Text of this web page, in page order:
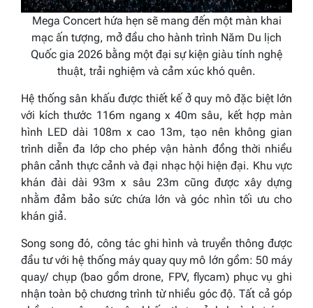
Mega Concert hứa hẹn sẽ mang đến một màn khai
mạc ấn tượng, mở đầu cho hành trình Năm Du lịch
Quốc gia 2026 bằng một đại sự kiện giàu tính nghệ
thuật, trải nghiệm và cảm xúc khó quên.
Hệ thống sân khấu được thiết kế ở quy mô đặc biệt lớn
với kích thước 116m ngang x 40m sâu, kết hợp màn
hình LED dài 108m x cao 13m, tạo nên không gian
trình diễn đa lớp cho phép vận hành đồng thời nhiều
phân cảnh thực cảnh và đại nhạc hội hiện đại. Khu vực
khán đài dài 93m x sâu 23m cũng được xây dựng
nhằm đảm bảo sức chứa lớn và góc nhìn tối ưu cho
khán giả.
Song song đó, công tác ghi hình và truyền thông được
đầu tư với hệ thống máy quay quy mô lớn gồm: 50 máy
quay/ chụp (bao gồm drone, FPV, flycam) phục vụ ghi
nhận toàn bộ chương trình từ nhiều góc độ. Tất cả góp